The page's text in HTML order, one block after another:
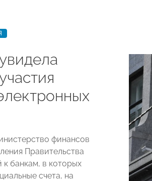
финансов
Правительства
банкам, в которых
счета, на